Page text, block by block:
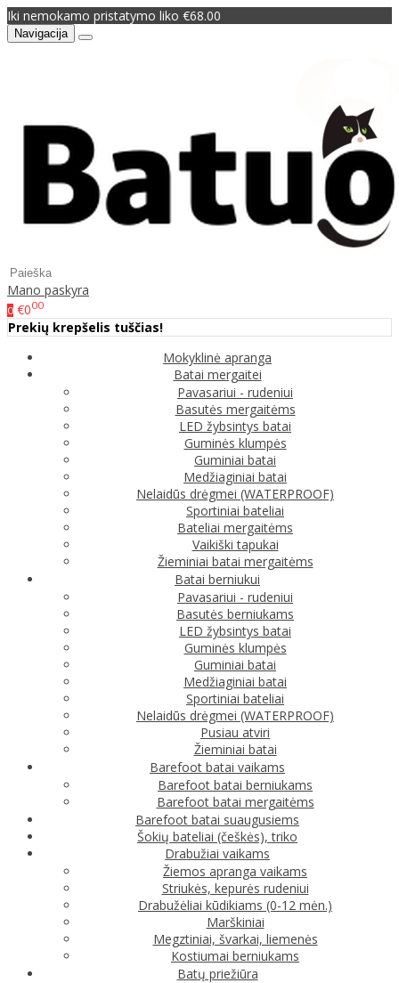
Iki nemokamo pristatymo liko €68.00
Navigacija
Mano paskyra
0 €000
Prekių krepšelis tuščias!
Mokyklinė apranga
Batai mergaitei
Pavasariui - rudeniui
Basutės mergaitėms
LED žybsintys batai
Guminės klumpės
Guminiai batai
Medžiaginiai batai
Nelaidūs drėgmei (WATERPROOF)
Sportiniai bateliai
Bateliai mergaitėms
Vaikiški tapukai
Žieminiai batai mergaitėms
Batai berniukui
Pavasariui - rudeniui
Basutės berniukams
LED žybsintys batai
Guminės klumpės
Guminiai batai
Medžiaginiai batai
Sportiniai bateliai
Nelaidūs drėgmei (WATERPROOF)
Pusiau atviri
Žieminiai batai
Barefoot batai vaikams
Barefoot batai berniukams
Barefoot batai mergaitėms
Barefoot batai suaugusiems
Šokių bateliai (češkės), triko
Drabužiai vaikams
Žiemos apranga vaikams
Striukės, kepurės rudeniui
Drabužėliai kūdikiams (0-12 mėn.)
Marškiniai
Megztiniai, švarkai, liemenės
Kostiumai berniukams
Batų priežiūra